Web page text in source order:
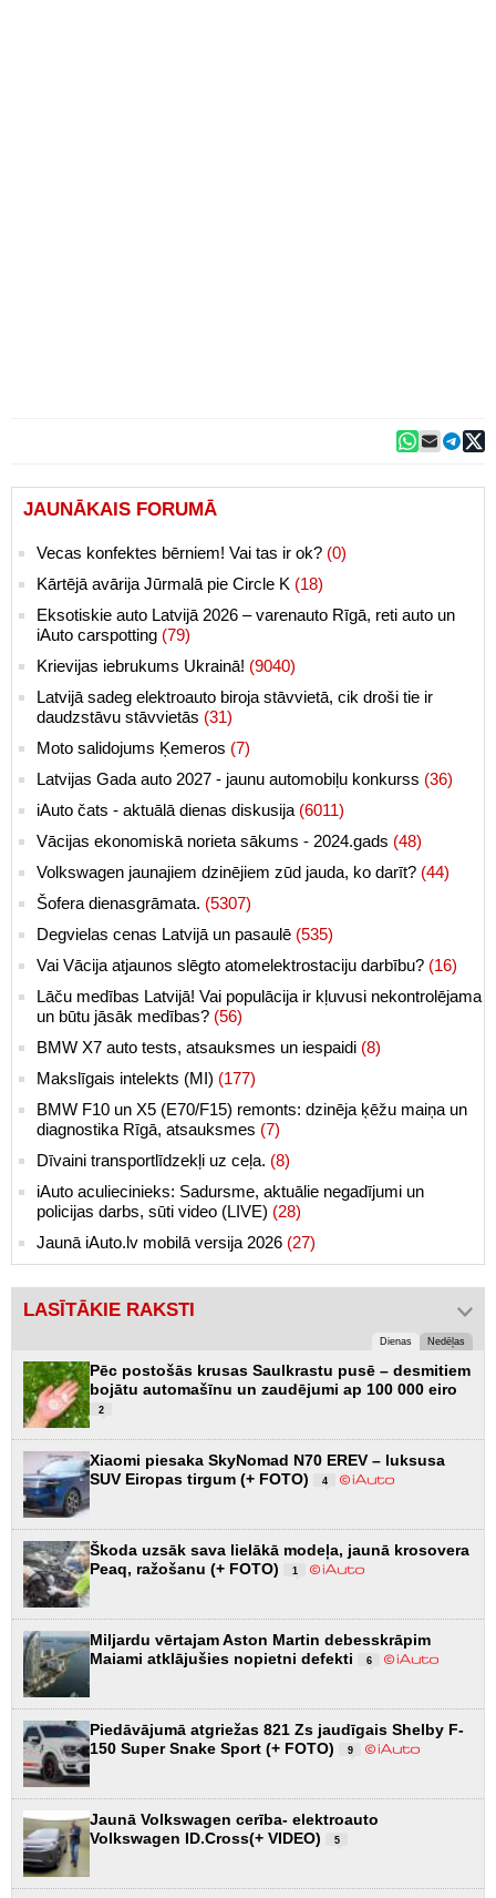
JAUNĀKAIS FORUMĀ
Vecas konfektes bērniem! Vai tas ir ok? (0)
Kārtējā avārija Jūrmalā pie Circle K (18)
Eksotiskie auto Latvijā 2026 – varenauto Rīgā, reti auto un
iAuto carspotting (79)
Krievijas iebrukums Ukrainā! (9040)
Latvijā sadeg elektroauto biroja stāvvietā, cik droši tie ir
daudzstāvu stāvvietās (31)
Moto salidojums Ķemeros (7)
Latvijas Gada auto 2027 - jaunu automobiļu konkurss (36)
iAuto čats - aktuālā dienas diskusija (6011)
Vācijas ekonomiskā norieta sākums - 2024.gads (48)
Volkswagen jaunajiem dzinējiem zūd jauda, ko darīt? (44)
Šofera dienasgrāmata. (5307)
Degvielas cenas Latvijā un pasaulē (535)
Vai Vācija atjaunos slēgto atomelektrostaciju darbību? (16)
Lāču medības Latvijā! Vai populācija ir kļuvusi nekontrolējama
un būtu jāsāk medības? (56)
BMW X7 auto tests, atsauksmes un iespaidi (8)
Makslīgais intelekts (MI) (177)
BMW F10 un X5 (E70/F15) remonts: dzinēja ķēžu maiņa un
diagnostika Rīgā, atsauksmes (7)
Dīvaini transportlīdzekļi uz ceļa. (8)
iAuto aculiecinieks: Sadursme, aktuālie negadījumi un
policijas darbs, sūti video (LIVE) (28)
Jaunā iAuto.lv mobilā versija 2026 (27)
LASĪTĀKIE RAKSTI
Dienas Nedēļas
Pēc postošās krusas Saulkrastu pusē – desmitiem
bojātu automašīnu un zaudējumi ap 100 000 eiro
2
Xiaomi piesaka SkyNomad N70 EREV – luksusa
SUV Eiropas tirgum (+ FOTO)
4
Škoda uzsāk sava lielākā modeļa, jaunā krosovera
Peaq, ražošanu (+ FOTO)
1
Miljardu vērtajam Aston Martin debesskrāpim
Maiami atklājušies nopietni defekti
6
Piedāvājumā atgriežas 821 Zs jaudīgais Shelby F-
150 Super Snake Sport (+ FOTO)
9
Jaunā Volkswagen cerība- elektroauto
Volkswagen ID.Cross(+ VIDEO)
5